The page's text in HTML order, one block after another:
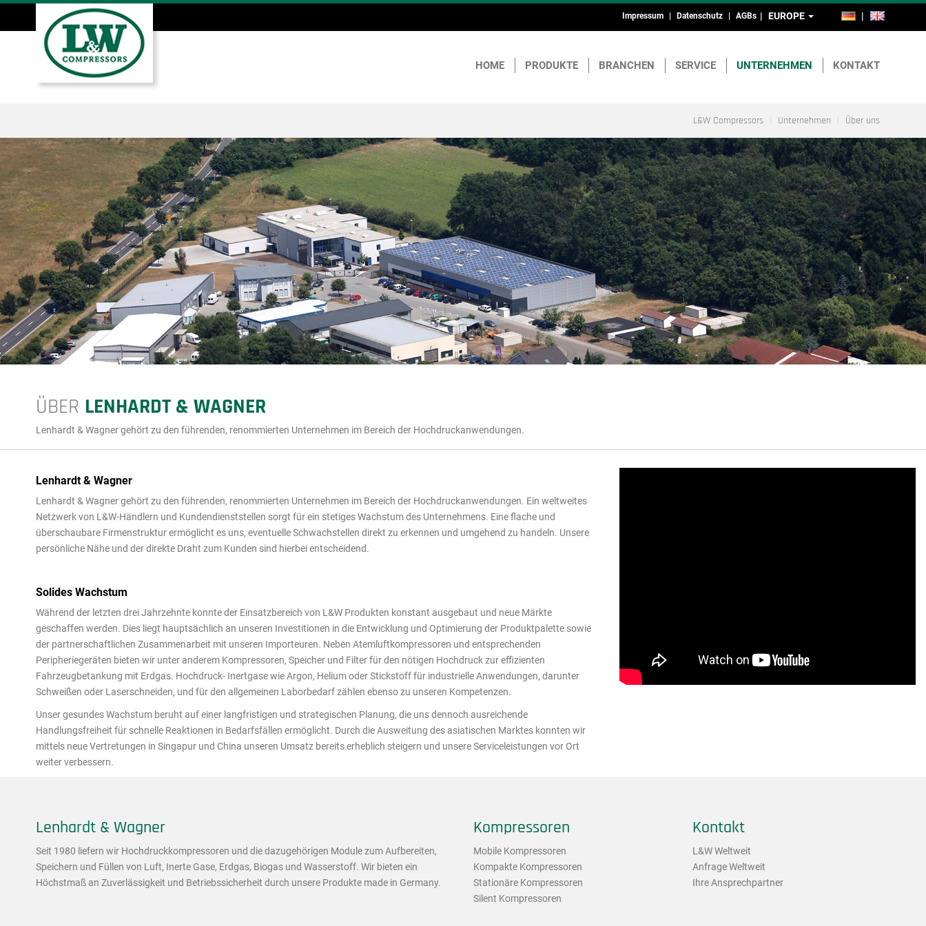
DE EN
EUROPE
Kopf-
Fußmenü
Impressum Datenschutz AGBs
Hauptmenü HOME PRODUKTE BRANCHEN SERVICE UNTERNEHMEN KONTAKT
L&W Compressors Unternehmen Über uns
ÜBER LENHARDT & WAGNER
Lenhardt & Wagner gehört zu den führenden, renommierten Unternehmen im Bereich der Hochdruckanwendungen.
Lenhardt & Wagner
Lenhardt & Wagner gehört zu den führenden, renommierten Unternehmen im Bereich der Hochdruckanwendungen. Ein weltweites
Netzwerk von L&W-Händlern und Kundendienststellen sorgt für ein stetiges Wachstum des Unternehmens. Eine flache und
überschaubare Firmenstruktur ermöglicht es uns, eventuelle Schwachstellen direkt zu erkennen und umgehend zu handeln. Unsere
persönliche Nähe und der direkte Draht zum Kunden sind hierbei entscheidend.
Solides Wachstum
Während der letzten drei Jahrzehnte konnte der Einsatzbereich von L&W Produkten konstant ausgebaut und neue Märkte
geschaffen werden. Dies liegt hauptsächlich an unseren Investitionen in die Entwicklung und Optimierung der Produktpalette sowie
der partnerschaftlichen Zusammenarbeit mit unseren Importeuren. Neben Atemluftkompressoren und entsprechenden
Peripheriegeräten bieten wir unter anderem Kompressoren, Speicher und Filter für den nötigen Hochdruck zur effizienten
Fahrzeugbetankung mit Erdgas. Hochdruck- Inertgase wie Argon, Helium oder Stickstoff für industrielle Anwendungen, darunter
Schweißen oder Laserschneiden, und für den allgemeinen Laborbedarf zählen ebenso zu unseren Kompetenzen.
Unser gesundes Wachstum beruht auf einer langfristigen und strategischen Planung, die uns dennoch ausreichende
Handlungsfreiheit für schnelle Reaktionen in Bedarfsfällen ermöglicht. Durch die Ausweitung des asiatischen Marktes konnten wir
mittels neue Vertretungen in Singapur und China unseren Umsatz bereits erheblich steigern und unsere Serviceleistungen vor Ort
weiter verbessern.
Lenhardt & Wagner
Seit 1980 liefern wir Hochdruckkompressoren und die dazugehörigen Module zum Aufbereiten,
Speichern und Füllen von Luft, Inerte Gase, Erdgas, Biogas und Wasserstoff. Wir bieten ein
Höchstmaß an Zuverlässigkeit und Betriebssicherheit durch unsere Produkte made in Germany.
Kompressoren
Mobile Kompressoren
Kompakte Kompressoren
Stationäre Kompressoren
Silent Kompressoren
Kontakt
L&W Weltweit
Anfrage Weltweit
Ihre Ansprechpartner